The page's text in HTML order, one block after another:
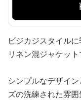
ビジカジスタイル
リネン混ジャケット
シンプルなデザイ
ズの洗練された雰囲